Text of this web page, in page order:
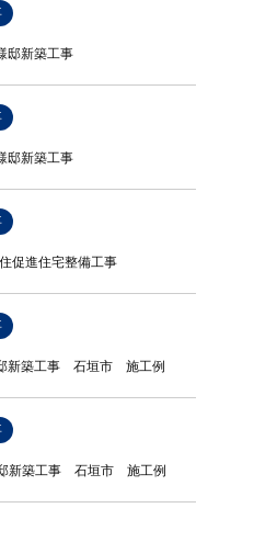
邸新築工事
邸新築工事
促進住宅整備工事
新築工事 石垣市 施工例
新築工事 石垣市 施工例